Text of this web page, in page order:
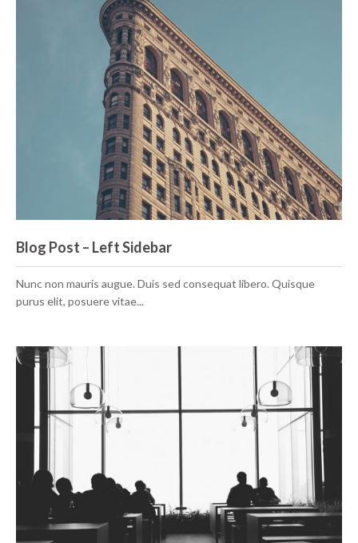
Blog Post – Left Sidebar
Nunc non mauris augue. Duis sed consequat libero. Quisque
purus elit, posuere vitae...